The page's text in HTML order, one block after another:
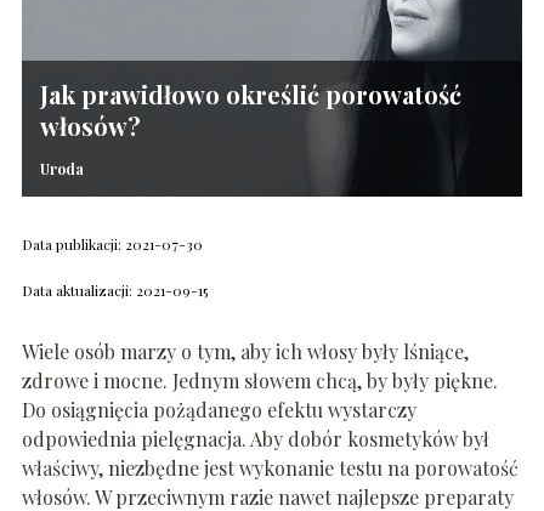
Jak prawidłowo określić porowatość
włosów?
Uroda
Data publikacji: 2021-07-30
Data aktualizacji: 2021-09-15
Wiele osób marzy o tym, aby ich włosy były lśniące,
zdrowe i mocne. Jednym słowem chcą, by były piękne.
Do osiągnięcia pożądanego efektu wystarczy
odpowiednia pielęgnacja. Aby dobór kosmetyków był
właściwy, niezbędne jest wykonanie testu na porowatość
włosów. W przeciwnym razie nawet najlepsze preparaty